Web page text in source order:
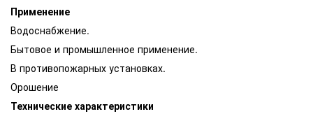
Применение
Водоснабжение.
Бытовое и промышленное применение.
В противопожарных установках.
Орошение
Технические характеристики